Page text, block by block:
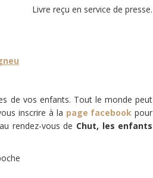
Livre reçu en service de presse.
de vos enfants. Tout le monde peut
inscrire à la page facebook pour
rendez-vous de Chut, les enfants